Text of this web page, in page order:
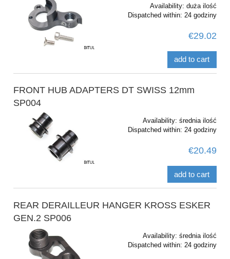
Availability: duża ilość
Dispatched within: 24 godziny
€29.02
add to cart
FRONT HUB ADAPTERS DT SWISS 12mm
SP004
Availability: średnia ilość
Dispatched within: 24 godziny
€20.49
add to cart
REAR DERAILLEUR HANGER KROSS ESKER
GEN.2 SP006
Availability: średnia ilość
Dispatched within: 24 godziny